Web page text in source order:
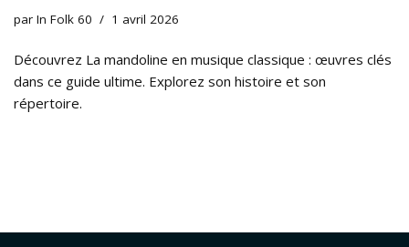
par In Folk 60 1 avril 2026
Découvrez La mandoline en musique classique : œuvres clés
dans ce guide ultime. Explorez son histoire et son
répertoire.